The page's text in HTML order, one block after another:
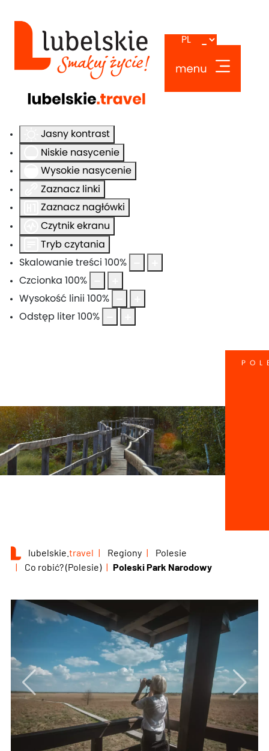
Ułatwienia dostępu
Odwróć kolory
Monochromatyczny
Jasny kontrast
Niskie nasycenie
Wysokie nasycenie
Zaznacz linki
Zaznacz nagłówki
Czytnik ekranu
Tryb czytania
Skalowanie treści 100%
Czcionka 100%
Wysokość linii 100%
Odstęp liter 100%
lubelskie.travel Regiony
Polesie
Co robić? (Polesie)
Poleski Park Narodowy